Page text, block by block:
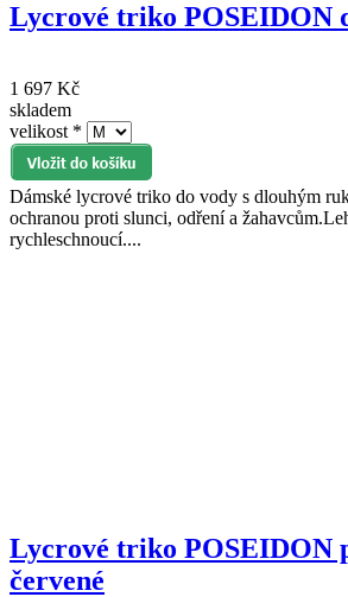
Lycrové triko POSEIDON
1 697 Kč
skladem
velikost *
Dámské lycrové triko do vody s dlouhým
ochranou proti slunci, odření a
rychleschnoucí....
Lycrové triko POSEIDON
červené